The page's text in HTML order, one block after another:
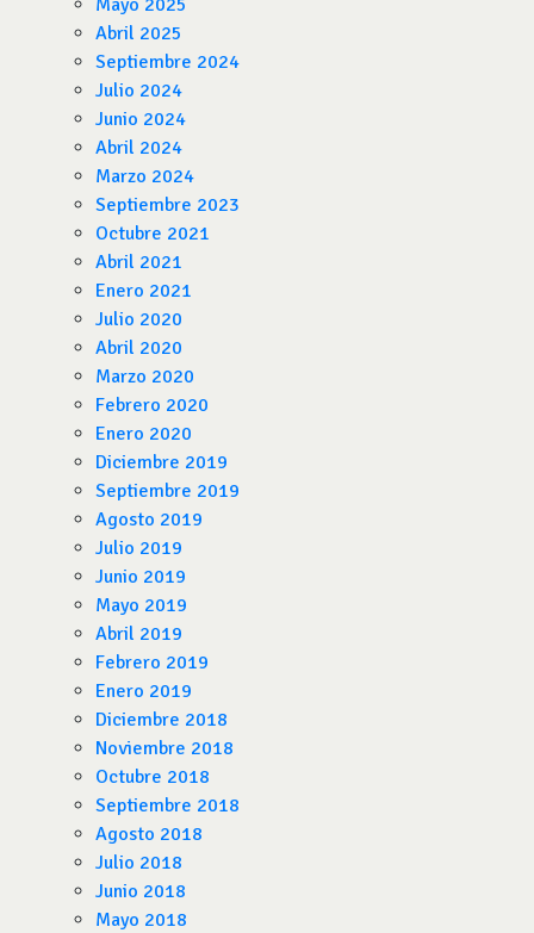
Mayo 2025
Abril 2025
Septiembre 2024
Julio 2024
Junio 2024
Abril 2024
Marzo 2024
Septiembre 2023
Octubre 2021
Abril 2021
Enero 2021
Julio 2020
Abril 2020
Marzo 2020
Febrero 2020
Enero 2020
Diciembre 2019
Septiembre 2019
Agosto 2019
Julio 2019
Junio 2019
Mayo 2019
Abril 2019
Febrero 2019
Enero 2019
Diciembre 2018
Noviembre 2018
Octubre 2018
Septiembre 2018
Agosto 2018
Julio 2018
Junio 2018
Mayo 2018